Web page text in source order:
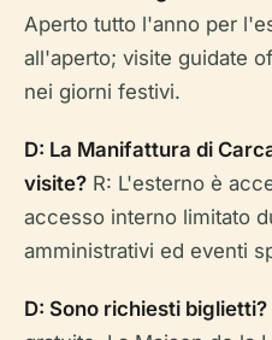
Aperto tutto l'anno per
all'aperto; visite guidate
nei giorni festivi.
D: La Manifattura di
visite? R: L'esterno è
accesso interno limitato
amministrativi ed eventi
D: Sono richiesti biglietti?